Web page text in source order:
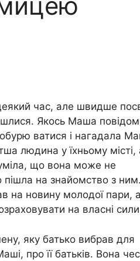
час, але швидше
Якось Маша
ватися і нагадала
людина у їхньому місті,
що вона може не
пішла на знайомство з ним.
на новину молодої пари,
на власні
яку батько вибрав для
про її батьків. Вона